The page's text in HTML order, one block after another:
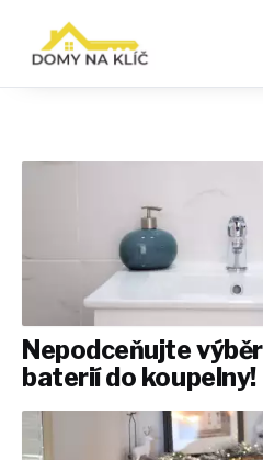
Nepodceňujte
baterií do koupelny!